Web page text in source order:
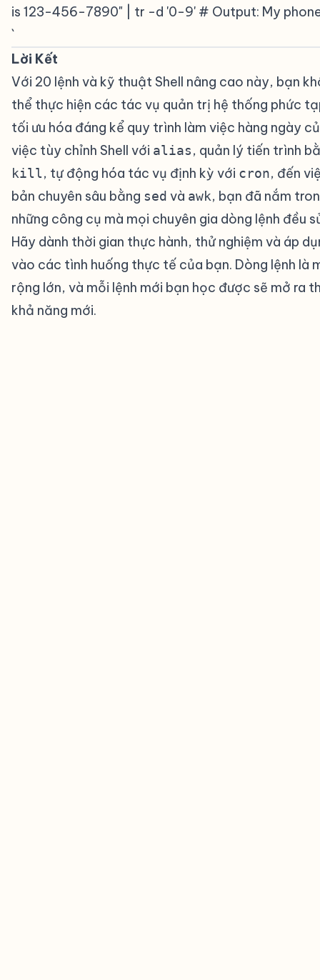
is 123-456-7890" | tr -d '0-9' # Output: My
`
Lời Kết
Với 20 lệnh và kỹ thuật Shell nâng cao này, bạn
thể thực hiện các tác vụ quản trị hệ thống phức
tối ưu hóa đáng kể quy trình làm việc hàng ngày
việc tùy chỉnh Shell với alias, quản lý tiến trình
kill, tự động hóa tác vụ định kỳ với cron, đến
bản chuyên sâu bằng sed và awk, bạn đã nắm
những công cụ mà mọi chuyên gia dòng lệnh đều
Hãy dành thời gian thực hành, thử nghiệm và áp
vào các tình huống thực tế của bạn. Dòng lệnh là
rộng lớn, và mỗi lệnh mới bạn học được sẽ mở ra
khả năng mới.